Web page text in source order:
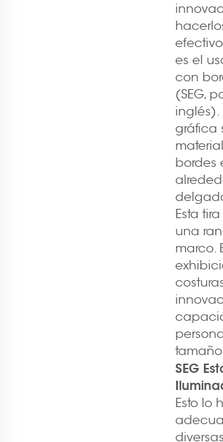
es el
con
(SEG,
inglés).
gráfica
bordes
Esta
una
marco.
SEG
Esto lo